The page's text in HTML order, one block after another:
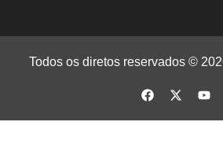
Todos os diretos reservados ©